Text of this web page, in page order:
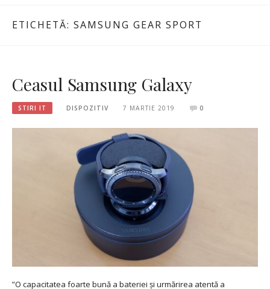
ETICHETĂ: SAMSUNG GEAR SPORT
Ceasul Samsung Galaxy
STIRI IT DISPOZITIV 7 MARTIE 2019 0
”O capacitatea foarte bună a bateriei și urmărirea atentă a